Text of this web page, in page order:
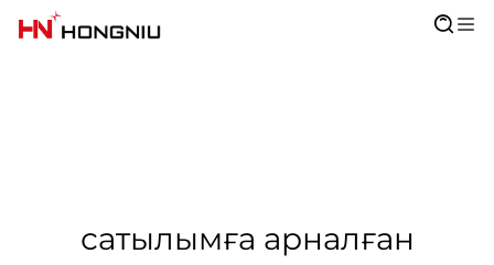
сатылымға арналған